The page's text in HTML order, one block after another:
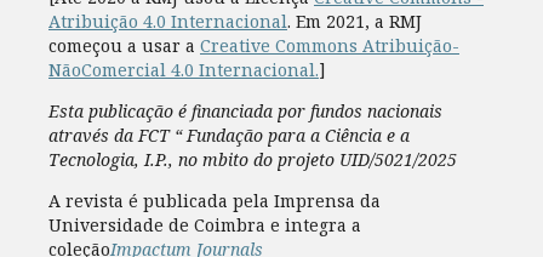
Atribuição 4.0 Internacional. Em 2021, a RMJ
começou a usar a Creative Commons Atribuição-
NãoComercial 4.0 Internacional.]
Esta publicação é financiada por fundos nacionais
através da FCT “ Fundação para a Ciência e a
Tecnologia, I.P., no mbito do projeto UID/5021/2025
A revista é publicada pela Imprensa da
Universidade de Coimbra e integra a
coleçãoImpactum Journals